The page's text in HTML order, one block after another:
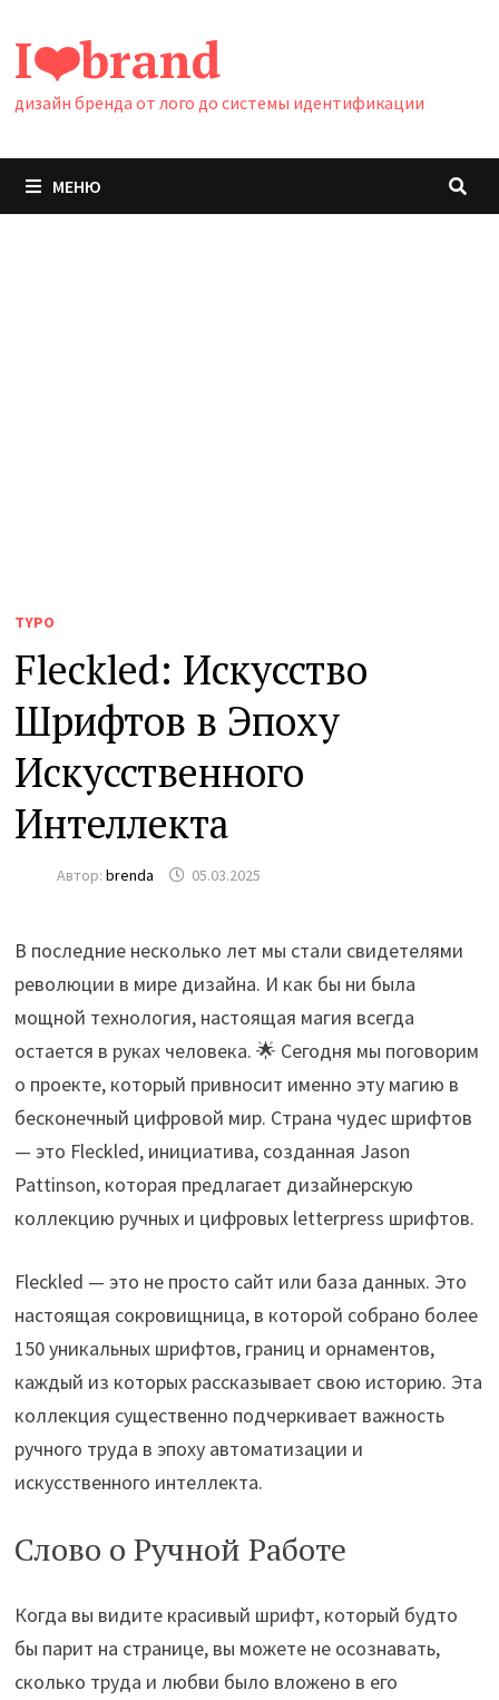
содержимому
I❤️brand
дизайн бренда от лого до системы идентификации
МЕНЮ
TYPO
Fleckled: Искусство
Шрифтов в Эпоху
Искусственного
Интеллекта
Автор:brenda 05.03.2025
В последние несколько лет мы стали свидетелями
революции в мире дизайна. И как бы ни была
мощной технология, настоящая магия всегда
остается в руках человека. 🌟 Сегодня мы поговорим
о проекте, который привносит именно эту магию в
бесконечный цифровой мир. Страна чудес шрифтов
— это Fleckled, инициатива, созданная Jason
Pattinson, которая предлагает дизайнерскую
коллекцию ручных и цифровых letterpress шрифтов.
Fleckled — это не просто сайт или база данных. Это
настоящая сокровищница, в которой собрано более
150 уникальных шрифтов, границ и орнаментов,
каждый из которых рассказывает свою историю. Эта
коллекция существенно подчеркивает важность
ручного труда в эпоху автоматизации и
искусственного интеллекта.
Слово о Ручной Работе
Когда вы видите красивый шрифт, который будто
бы парит на странице, вы можете не осознавать,
сколько труда и любви было вложено в его